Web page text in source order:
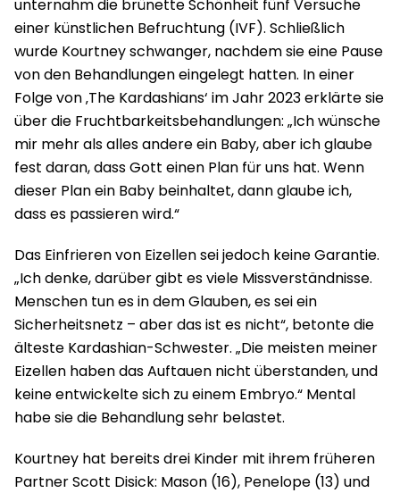
unternahm die brünette Schönheit fünf Versuche
einer künstlichen Befruchtung (IVF). Schließlich
wurde Kourtney schwanger, nachdem sie eine Pause
von den Behandlungen eingelegt hatten. In einer
Folge von ‚The Kardashians‘ im Jahr 2023 erklärte sie
über die Fruchtbarkeitsbehandlungen: „Ich wünsche
mir mehr als alles andere ein Baby, aber ich glaube
fest daran, dass Gott einen Plan für uns hat. Wenn
dieser Plan ein Baby beinhaltet, dann glaube ich,
dass es passieren wird.“
Das Einfrieren von Eizellen sei jedoch keine Garantie.
„Ich denke, darüber gibt es viele Missverständnisse.
Menschen tun es in dem Glauben, es sei ein
Sicherheitsnetz – aber das ist es nicht“, betonte die
älteste Kardashian-Schwester. „Die meisten meiner
Eizellen haben das Auftauen nicht überstanden, und
keine entwickelte sich zu einem Embryo.“ Mental
habe sie die Behandlung sehr belastet.
Kourtney hat bereits drei Kinder mit ihrem früheren
Partner Scott Disick: Mason (16), Penelope (13) und